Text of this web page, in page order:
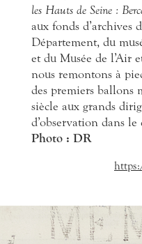
les Hauts de Seine :
aux fonds d’archives
Département, du
et du Musée de l’Air
nous remontons à
des premiers
siècle aux grands
d’observation dans
Photo : DR